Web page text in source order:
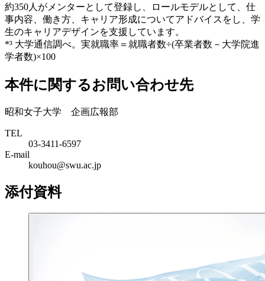
約350人がメンターとして登録し、ロールモデルとして、仕
事内容、働き方、キャリア形成についてアドバイスをし、学
生のキャリアデザインを支援しています。
*³ 大学通信調べ。実就職率＝就職者数÷(卒業者数－大学院進
学者数)×100
本件に関するお問い合わせ先
昭和女子大学 企画広報部
TEL
03-3411-6597
E-mail
kouhou@swu.ac.jp
添付資料